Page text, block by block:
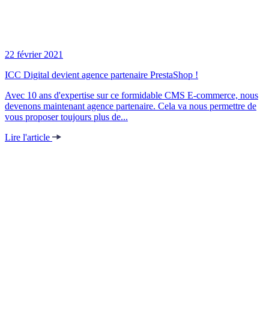
22 février 2021
ICC Digital devient agence partenaire PrestaShop !
Avec 10 ans d'expertise sur ce formidable CMS E-commerce, nous
devenons maintenant agence partenaire. Cela va nous permettre de
vous proposer toujours plus de...
Lire l'article